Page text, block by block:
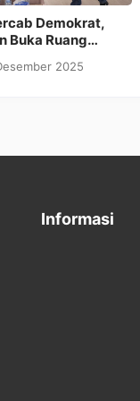
Indikasi
Riau Menguat,
Bupati Zukri Diduga
OTT Berikutnya
Jumat, 28 November
Informasi